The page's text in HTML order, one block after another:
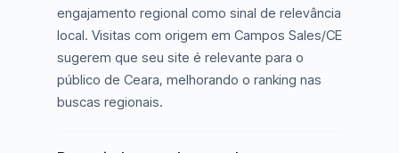
engajamento regional como sinal de relevância
local. Visitas com origem em Campos Sales/CE
sugerem que seu site é relevante para o
público de Ceara, melhorando o ranking nas
buscas regionais.